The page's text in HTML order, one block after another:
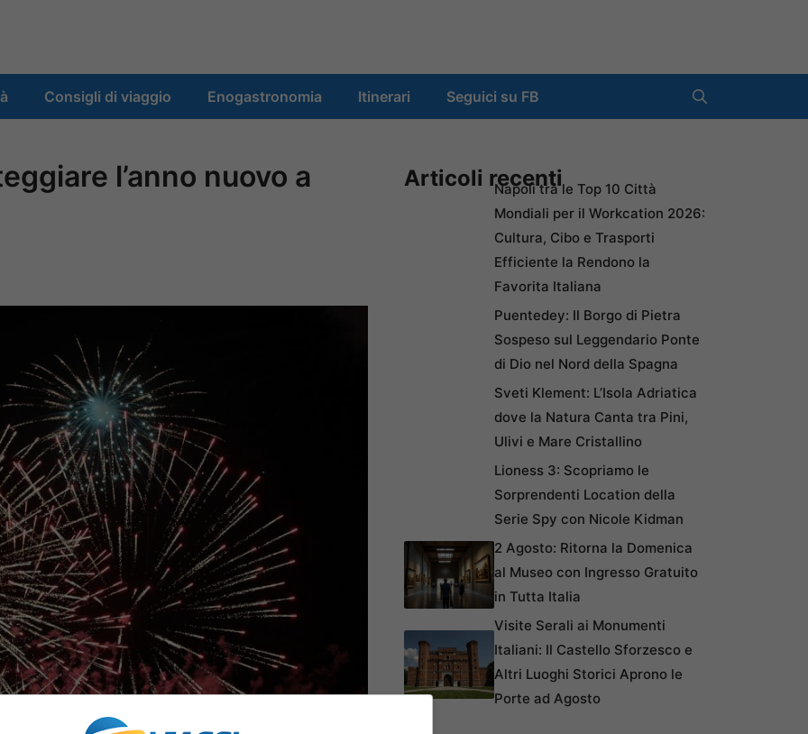
Consigli di viaggio Enogastronomia Itinerari Seguici su FB
l’anno nuovo a
Articoli recentiNapoli tra le Top 10 Città
Mondiali per il Workcation 2026:
Cultura, Cibo e Trasporti
Efficiente la Rendono la
Favorita Italiana
Puentedey: Il Borgo di Pietra
Sospeso sul Leggendario Ponte
di Dio nel Nord della Spagna
Sveti Klement: L’Isola Adriatica
dove la Natura Canta tra Pini,
Ulivi e Mare Cristallino
Lioness 3: Scopriamo le
Sorprendenti Location della
Serie Spy con Nicole Kidman
2 Agosto: Ritorna la Domenica
al Museo con Ingresso Gratuito
in Tutta Italia
Visite Serali ai Monumenti
Italiani: Il Castello Sforzesco e
Altri Luoghi Storici Aprono le
Porte ad Agosto